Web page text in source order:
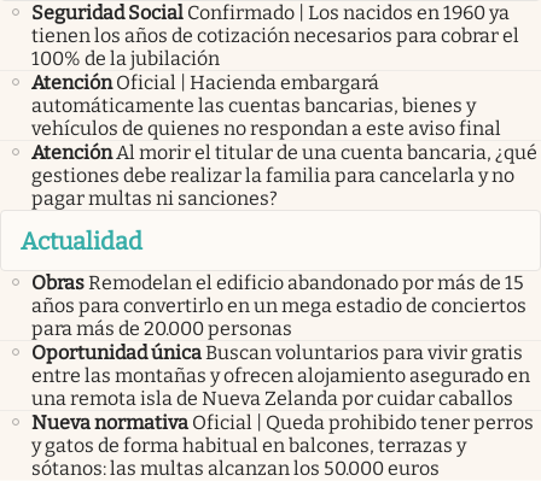
Seguridad Social Confirmado | Los nacidos en 1960 ya
tienen los años de cotización necesarios para cobrar el
100% de la jubilación
Atención Oficial | Hacienda embargará
automáticamente las cuentas bancarias, bienes y
vehículos de quienes no respondan a este aviso final
AtenciónAl morir el titular de una cuenta bancaria, ¿qué
gestiones debe realizar la familia para cancelarla y no
pagar multas ni sanciones?
Actualidad
ObrasRemodelan el edificio abandonado por más de 15
años para convertirlo en un mega estadio de conciertos
para más de 20.000 personas
Oportunidad únicaBuscan voluntarios para vivir gratis
entre las montañas y ofrecen alojamiento asegurado en
una remota isla de Nueva Zelanda por cuidar caballos
Nueva normativa Oficial | Queda prohibido tener perros
y gatos de forma habitual en balcones, terrazas y
sótanos: las multas alcanzan los 50.000 euros